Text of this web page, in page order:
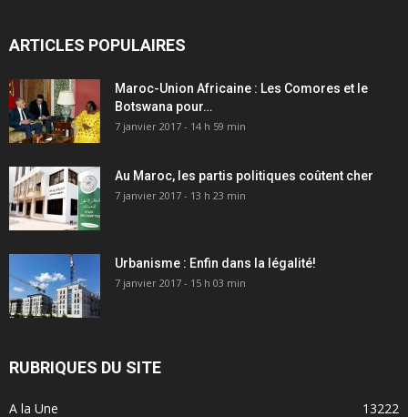
ARTICLES POPULAIRES
Maroc-Union Africaine : Les Comores et le
Botswana pour…
7 janvier 2017 - 14 h 59 min
Au Maroc, les partis politiques coûtent cher
7 janvier 2017 - 13 h 23 min
Urbanisme : Enfin dans la légalité!
7 janvier 2017 - 15 h 03 min
RUBRIQUES DU SITE
A la Une 13222